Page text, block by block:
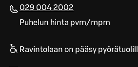
029 004 2002
Puhelun hinta pvm/mpm
Ravintolaan on pääsy